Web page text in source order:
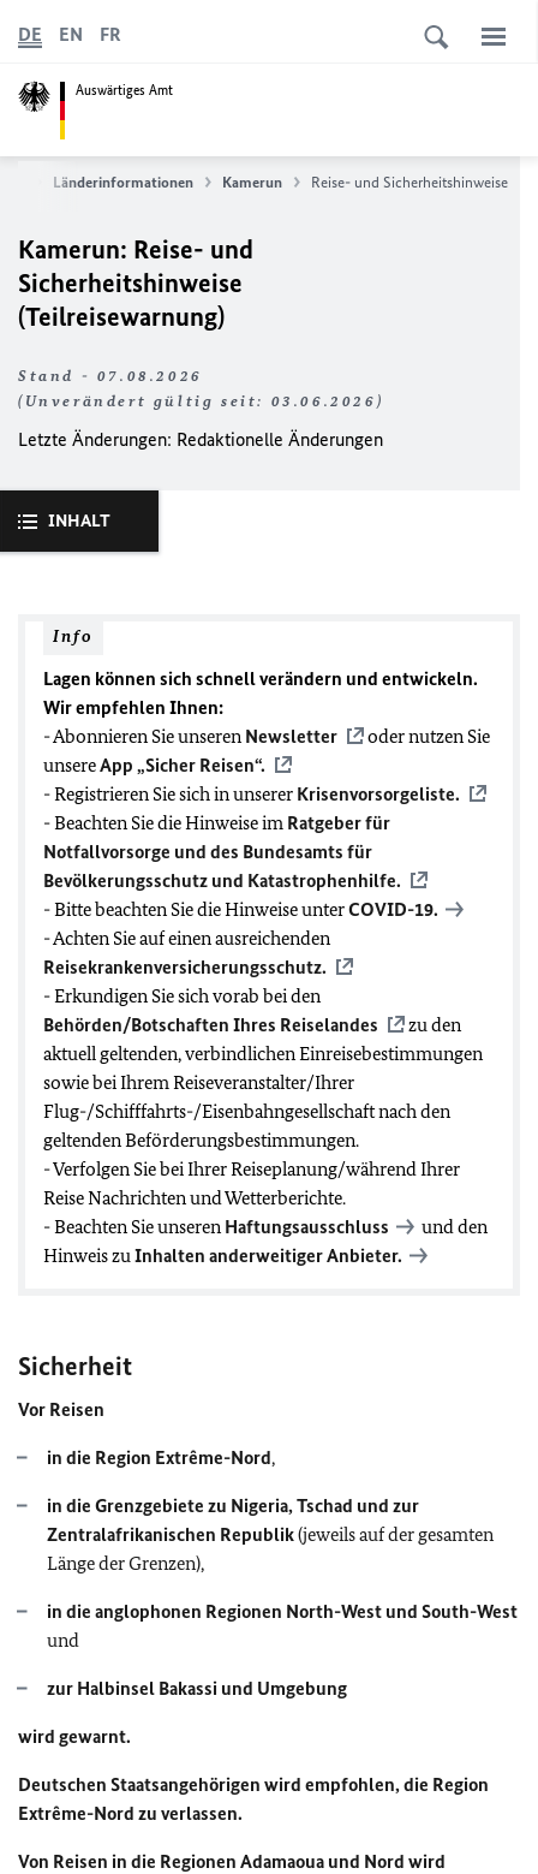
Auswärtiges Amt
DE EN FR
Länderinformationen Kamerun Reise- und Sicherheitshinweise
Kamerun: Reise- und
Sicherheitshinweise
(Teilreisewarnung)
Stand - 07.08.2026
(Unverändert gültig seit: 03.06.2026)
Letzte Änderungen: Redaktionelle Änderungen
INHALT
Info
Lagen können sich schnell verändern und entwickeln.
Wir empfehlen Ihnen:
- Abonnieren Sie unseren Newsletter
oder nutzen Sie
unsereApp „Sicher Reisen“.
- Registrieren Sie sich in unserer Krisenvorsorgeliste.
- Beachten Sie die Hinweise im Ratgeber für
Notfallvorsorge und des Bundesamts für
Bevölkerungsschutz und Katastrophenhilfe.
- Bitte beachten Sie die Hinweise unterCOVID-19.
- Achten Sie auf einen ausreichenden
Reisekrankenversicherungsschutz.
- Erkundigen Sie sich vorab bei den
Behörden/Botschaften Ihres Reiselandes
zu den
aktuell geltenden, verbindlichen Einreisebestimmungen
sowie bei Ihrem Reiseveranstalter/Ihrer
Flug-/Schifffahrts-/Eisenbahngesellschaft nach den
geltenden Beförderungsbestimmungen.
- Verfolgen Sie bei Ihrer Reiseplanung/während Ihrer
Reise Nachrichten und Wetterberichte.
- Beachten Sie unseren Haftungsausschluss
und den
Hinweis zuInhalten anderweitiger Anbieter.
Sicherheit
Vor Reisen
in die Region Extrême-Nord,
in die Grenzgebiete zu Nigeria, Tschad und zur
Zentralafrikanischen Republik(jeweils auf der gesamten
Länge der Grenzen),
in die anglophonen Regionen North-West und South-West
und
zur Halbinsel Bakassi und Umgebung
wird gewarnt.
Deutschen Staatsangehörigen wird empfohlen, die Region
Extrême-Nord zu verlassen.
Von Reisen in die Regionen Adamaoua und Nord wird